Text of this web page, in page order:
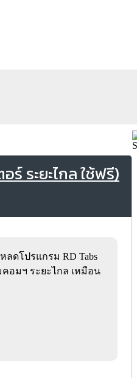
ระยะไกล ใช้ฟรี)
ลดโปรแกรม RD Tabs
อมฯ ระยะไกล เหมือน